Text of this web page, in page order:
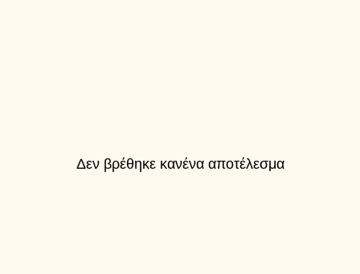
Δεν βρέθηκε κανένα αποτέλεσμα